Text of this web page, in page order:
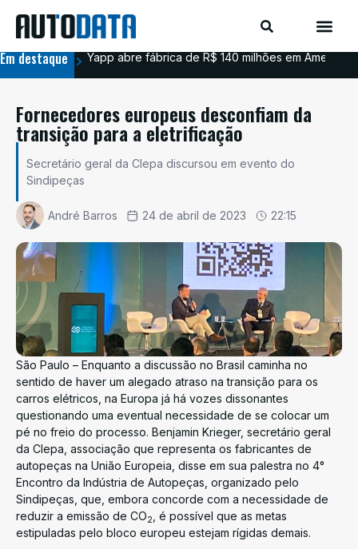
Em destaque Yapp abre fábrica de R$ 140 milhões em
Fornecedores europeus desconfiam da
transição para a eletrificação
Secretário geral da Clepa discursou em evento do
Sindipeças
André Barros 24 de abril de 2023 22:15
São Paulo – Enquanto a discussão no Brasil caminha no
sentido de haver um alegado atraso na transição para os
carros elétricos, na Europa já há vozes dissonantes
questionando uma eventual necessidade de se colocar um
pé no freio do processo. Benjamin Krieger, secretário geral
da Clepa, associação que representa os fabricantes de
autopeças na União Europeia, disse em sua palestra no 4°
Encontro da Indústria de Autopeças, organizado pelo
Sindipeças, que, embora concorde com a necessidade de
reduzir a emissão de CO2
, é possível que as metas
estipuladas pelo bloco europeu estejam rígidas demais.